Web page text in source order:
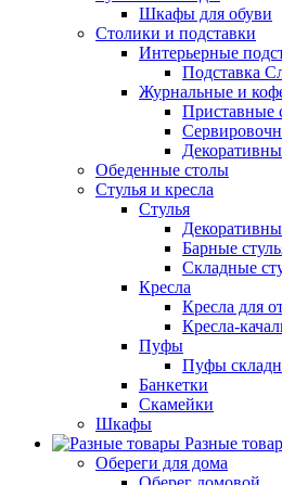
Шкафы для обуви
Столики и подставки
Интерьерные
Подставка
Журнальные и
Приставные
Обеденные столы
Стулья и кресла
Стулья
Барные
Складные
Кресла
Кресла для
Кресла-
Пуфы
Пуфы
Банкетки
Скамейки
Шкафы
Разные
Обереги для дома